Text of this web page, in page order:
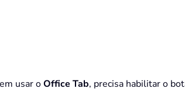
usar oOffice Tab, precisa habilitar o